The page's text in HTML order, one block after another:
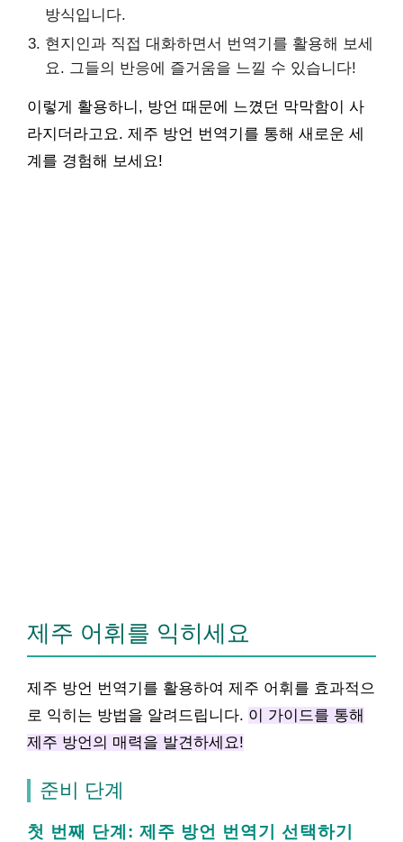
방식입니다.
현지인과 직접 대화하면서 번역기를 활용해 보세
요. 그들의 반응에 즐거움을 느낄 수 있습니다!
이렇게 활용하니, 방언 때문에 느꼈던 막막함이 사
라지더라고요. 제주 방언 번역기를 통해 새로운 세
계를 경험해 보세요!
제주 어휘를 익히세요
제주 방언 번역기를 활용하여 제주 어휘를 효과적으
로 익히는 방법을 알려드립니다. 이 가이드를 통해
제주 방언의 매력을 발견하세요!
준비 단계
첫 번째 단계: 제주 방언 번역기 선택하기